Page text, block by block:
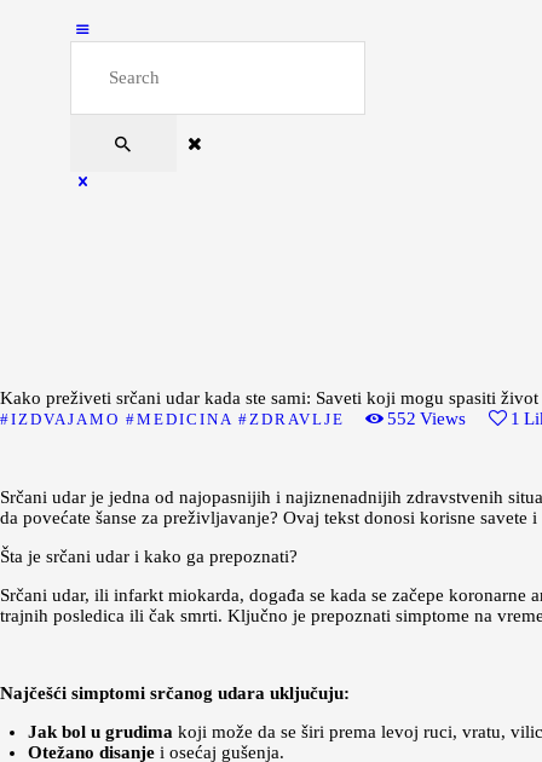
Kako preživeti srčani udar kada ste sami: Saveti koji mogu spasiti život
IZDVAJAMO MEDICINA ZDRAVLJE 552 Views 1
Srčani udar je jedna od najopasnijih i najiznenadnijih zdravstvenih
da povećate šanse za preživljavanje? Ovaj tekst donosi korisne
Šta je srčani udar i kako ga prepoznati?
Srčani udar, ili infarkt miokarda, događa se kada se začepe
trajnih posledica ili čak smrti. Ključno je prepoznati simptome na
Najčešći simptomi srčanog udara uključuju:
Jak bol u grudima koji može da se širi prema levoj ruci, vratu,
Otežano disanjei osećaj gušenja.